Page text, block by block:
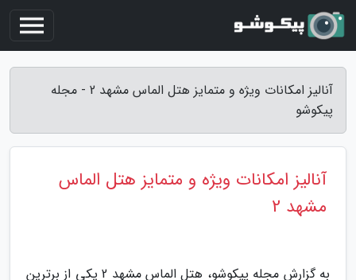
آنالیز امکانات ویژه و متمایز هتل الماس مشهد 2 - مجله
پیکوشو
آنالیز امکانات ویژه و متمایز هتل الماس
مشهد 2
به گزارش مجله پیکوشو، هتل الماس مشهد 2 یکی از برترین